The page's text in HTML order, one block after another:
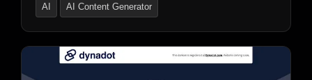
品牌形象一致。Dubverse支持全球10+种语言，为
AI
AI Content Generator